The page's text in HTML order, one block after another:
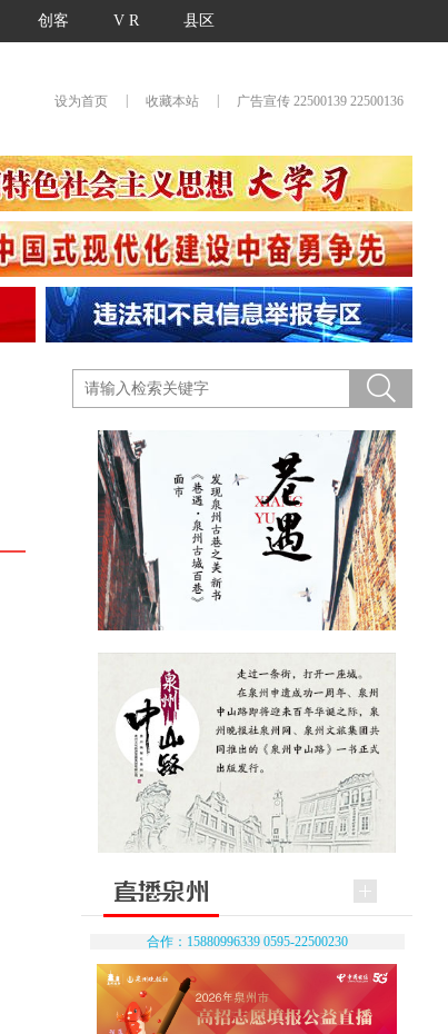
创客 V R 县区
设为首页 收藏本站 广告宣传 22500139 22500136
合作：15880996339 0595-22500230